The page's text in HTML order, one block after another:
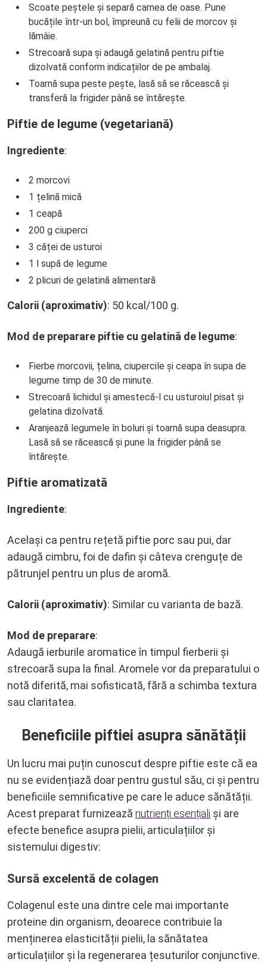
Scoate peștele și separă carnea de oase. Pune
bucățile într-un bol, împreună cu felii de morcov și
lămâie.
Strecoară supa și adaugă gelatină pentru piftie
dizolvată conform indicațiilor de pe ambalaj.
Toarnă supa peste pește, lasă să se răcească și
transferă la frigider până se întărește.
Piftie de legume (vegetariană)
Ingrediente:
2 morcovi
1 țelină mică
1 ceapă
200 g ciuperci
3 căței de usturoi
1 l supă de legume
2 plicuri de gelatină alimentară
Calorii (aproximativ): 50 kcal/100 g.
Mod de preparare piftie cu gelatină de legume:
Fierbe morcovii, țelina, ciupercile și ceapa în supa de
legume timp de 30 de minute.
Strecoară lichidul și amestecă-l cu usturoiul pisat și
gelatina dizolvată.
Aranjează legumele în boluri și toarnă supa deasupra.
Lasă să se răcească și pune la frigider până se
întărește.
Piftie aromatizată
Ingrediente:
Același ca pentru rețetă piftie porc sau pui, dar
adaugă cimbru, foi de dafin și câteva crenguțe de
pătrunjel pentru un plus de aromă.
Calorii (aproximativ): Similar cu varianta de bază.
Mod de preparare:
Adaugă ierburile aromatice în timpul fierberii și
strecoară supa la final. Aromele vor da preparatului o
notă diferită, mai sofisticată, fără a schimba textura
sau claritatea.
Beneficiile piftiei asupra sănătății
Un lucru mai puțin cunoscut despre piftie este că ea
nu se evidențiază doar pentru gustul său, ci și pentru
beneficiile semnificative pe care le aduce sănătății.
Acest preparat furnizează nutrienți esențiali și are
efecte benefice asupra pielii, articulațiilor și
sistemului digestiv:
Sursă excelentă de colagen
Colagenul este una dintre cele mai importante
proteine din organism, deoarece contribuie la
menținerea elasticității pielii, la sănătatea
articulațiilor și la regenerarea țesuturilor conjunctive.